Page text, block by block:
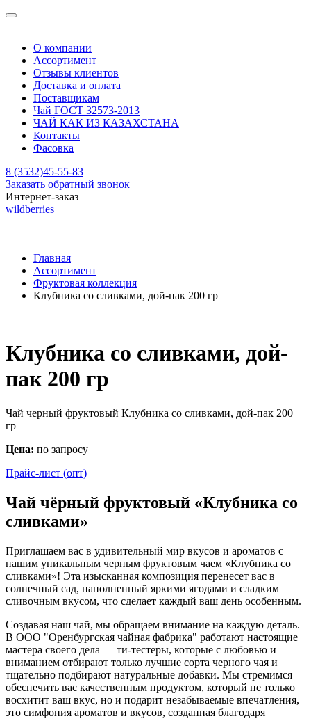
О компании
Ассортимент
Отзывы клиентов
Доставка и оплата
Поставщикам
Чай ГОСТ 32573-2013
ЧАЙ КАК ИЗ КАЗАХСТАНА
Контакты
Фасовка
8 (3532)45-55-83
Заказать обратный звонок
Интернет-заказ
wildberries
Главная
Ассортимент
Фруктовая коллекция
Клубника со сливками, дой-пак 200 гр
Клубника со сливками, дой-
пак 200 гр
Чай черный фруктовый Клубника со сливками, дой-пак 200
гр
Цена: по запросу
Прайс-лист (опт)
Чай чёрный фруктовый «Клубника со
сливками»
Приглашаем вас в удивительный мир вкусов и ароматов с
нашим уникальным черным фруктовым чаем «Клубника со
сливками»! Эта изысканная композиция перенесет вас в
солнечный сад, наполненный яркими ягодами и сладким
сливочным вкусом, что сделает каждый ваш день особенным.
Создавая наш чай, мы обращаем внимание на каждую деталь.
В ООО "Оренбургская чайная фабрика" работают настоящие
мастера своего дела — ти-тестеры, которые с любовью и
вниманием отбирают только лучшие сорта черного чая и
тщательно подбирают натуральные добавки. Мы стремимся
обеспечить вас качественным продуктом, который не только
восхитит ваш вкус, но и подарит незабываемые впечатления,
это симфония ароматов и вкусов, созданная благодаря